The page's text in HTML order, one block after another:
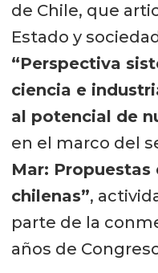
de Chile, que
Estado y
“Perspectiva
ciencia e
al potencial de
en el marco del
Mar:
chilenas”,
parte de la
años de